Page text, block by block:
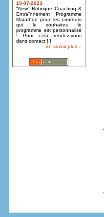
19-07-2023
"New" Rubrique Coaching &
Entraînnement Programme
Marathon pour les coureurs
qui le souhaites le
programme est personnalisé
! Pour cela rendez-vous
dans contact !!!
En savoir plus...